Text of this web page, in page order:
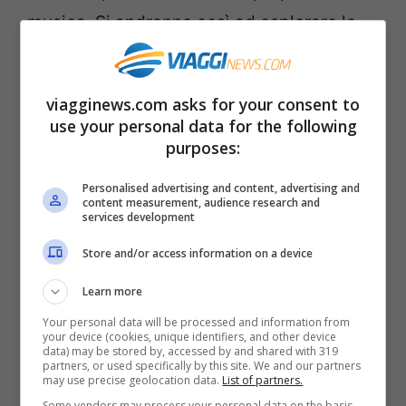
musica. Si andranno così ad esplorare le
motivazioni, le emozioni, ma anche tanti
racconti, aneddoti e curiosità raccontate
dai cantanti stessi in merito alla loro
esperienza di tour. Sentiremo così
Black Flag, Dead Kennedys, Metallica, The
Beatles e molti altri com’è vivere in tour.
Le tappe del tour e chi ci sarà sul
palco
Così siete pronti per rivivere in qualche
viagginews.com asks for your consent to
use your personal data for the following
purposes:
Personalised advertising and content, advertising and
content measurement, audience research and
services development
Store and/or access information on a device
Learn more
Your personal data will be processed and information from
your device (cookies, unique identifiers, and other device
data) may be stored by, accessed by and shared with 319
partners, or used specifically by this site. We and our partners
may use precise geolocation data. List of partners.